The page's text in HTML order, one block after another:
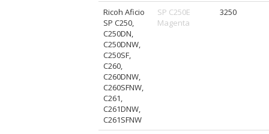
Ricoh Aficio
SP C250,
C250DN,
C250DNW,
C250SF,
C260,
C260DNW,
C260SFNW,
C261,
C261DNW,
C261SFNW
SP C250E
Magenta
3250